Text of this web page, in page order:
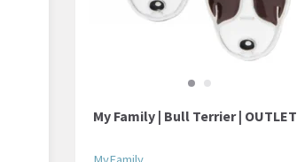
My Family | Bull Terrier | OUTLET